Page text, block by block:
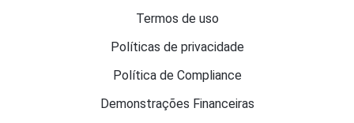
Termos de uso
Políticas de privacidade
Política de Compliance
Demonstrações Financeiras